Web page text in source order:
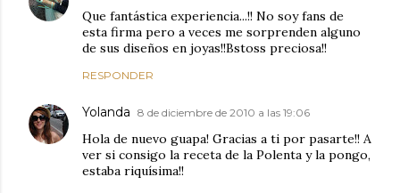
Que fantástica experiencia...!! No soy fans de
esta firma pero a veces me sorprenden alguno
de sus diseños en joyas!!Bstoss preciosa!!
RESPONDER
Yolanda 8 de diciembre de 2010 a las 19:06
Hola de nuevo guapa! Gracias a ti por pasarte!! A
ver si consigo la receta de la Polenta y la pongo,
estaba riquísima!!